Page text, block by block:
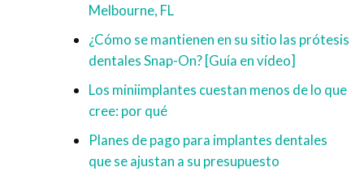
Melbourne, FL
¿Cómo se mantienen en su sitio las prótesis
dentales Snap-On? [Guía en vídeo]
Los miniimplantes cuestan menos de lo que
cree: por qué
Planes de pago para implantes dentales
que se ajustan a su presupuesto